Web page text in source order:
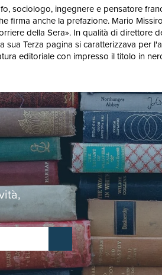
sociologo, ingegnere e pensatore
anche la prefazione. Mario
della Sera». In qualità di direttore
Terza pagina si caratterizzava per
editoriale con impresso il titolo in